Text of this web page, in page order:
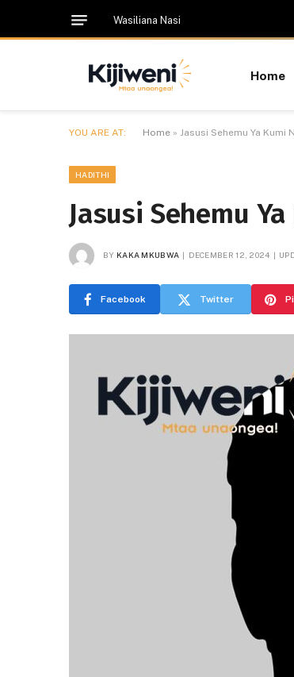
Wasiliana Nasi
Home
YOU ARE AT: Home » Jasusi Sehemu Ya Kumi
HADITHI
Jasusi Sehemu
BY KAKA MKUBWA DECEMBER 12, 2024
Facebook Twitter